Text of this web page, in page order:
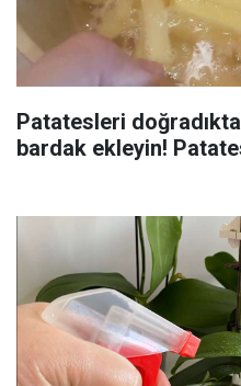
Patatesleri
bardak ekleyin!